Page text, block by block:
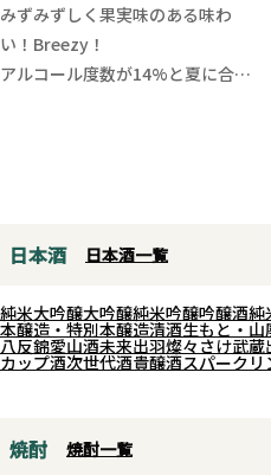
みずみずしく果実味のある味わ
い！Breezy！
アルコール度数が14%と夏に合わ
果実味のあるような香り、口当た
がっております。
日本酒 日本酒一覧
純米大吟醸大吟醸純米吟醸吟醸酒純
本醸造・特別本醸造清酒生もと・山
八反錦愛山酒未来出羽燦々さけ武蔵
カップ酒次世代酒貴醸酒スパークリ
焼酎 焼酎一覧